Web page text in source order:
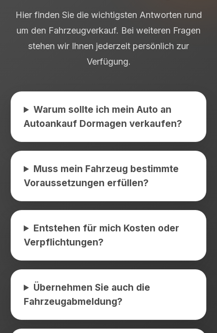
Hier finden Sie die wichtigsten Antworten rund
um den Fahrzeugverkauf. Bei weiteren Fragen
stehen wir Ihnen jederzeit persönlich zur
Verfügung.
Warum sollte ich mein Auto an
Autoankauf Dormagen verkaufen?
Muss mein Fahrzeug bestimmte
Voraussetzungen erfüllen?
Entstehen für mich Kosten oder
Verpflichtungen?
Übernehmen Sie auch die
Fahrzeugabmeldung?